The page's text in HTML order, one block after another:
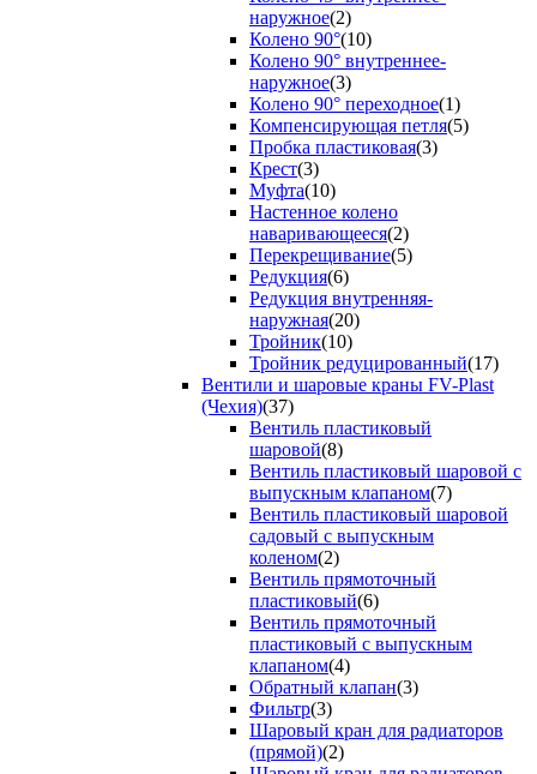
наружное(2)
Колено 90°(10)
Колено 90° внутреннее-
наружное(3)
Колено 90° переходное(1)
Компенсирующая петля(5)
Пробка пластиковая(3)
Крест(3)
Муфта(10)
Настенное колено
наваривающееся(2)
Перекрещивание(5)
Редукция(6)
Редукция внутренняя-
наружная(20)
Тройник(10)
Тройник редуцированный(17)
Вентили и шаровые краны FV-Plast
(Чехия)(37)
Вентиль пластиковый
шаровой(8)
Вентиль пластиковый шаровой с
выпускным клапаном(7)
Вентиль пластиковый шаровой
садовый с выпускным
коленом(2)
Вентиль прямоточный
пластиковый(6)
Вентиль прямоточный
пластиковый с выпускным
клапаном(4)
Обратный клапан(3)
Фильтр(3)
Шаровый кран для радиаторов
(прямой)(2)